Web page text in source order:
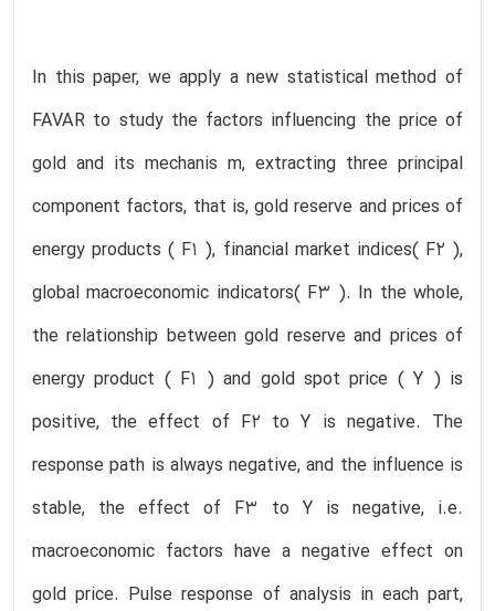
In this paper, we apply a new statistical method of
FAVAR to study the factors influencing the price of
gold and its mechanis m, extracting three principal
component factors, that is, gold reserve and prices of
energy products ( F1 ), financial market indices( F2 ),
global macroeconomic indicators( F3 ). In the whole,
the relationship between gold reserve and prices of
energy product ( F1 ) and gold spot price ( Y ) is
positive, the effect of F2 to Y is negative. The
response path is always negative, and the influence is
stable, the effect of F3 to Y is negative, i.e.
macroeconomic factors have a negative effect on
gold price. Pulse response of analysis in each part,